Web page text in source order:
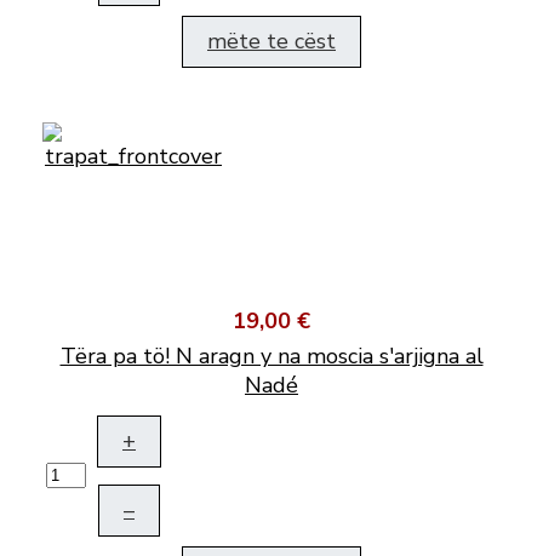
mëte te cëst
19,00 €
Tëra pa tö! N aragn y na moscia s'arjigna al
Nadé
+
–